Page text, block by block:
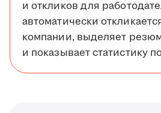
и откликов для
автоматически
компании, выделяет
и показывает статистику